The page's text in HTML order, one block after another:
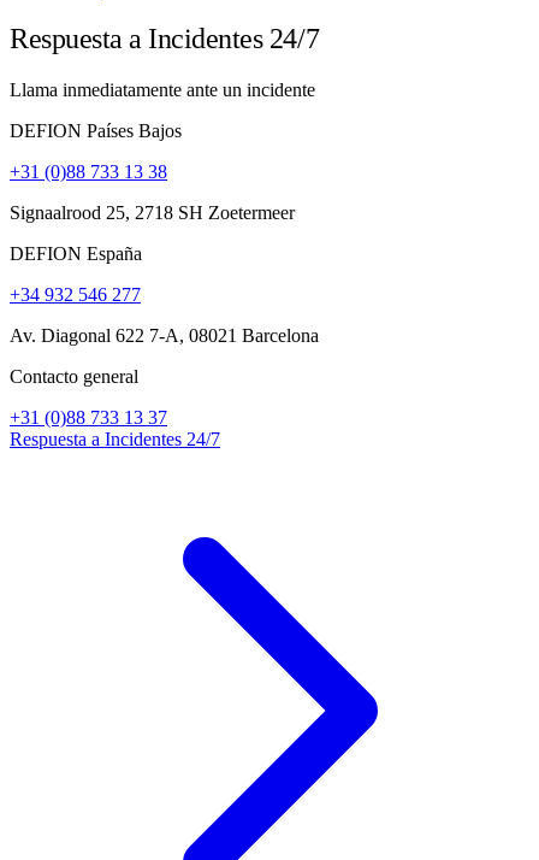
Respuesta a Incidentes 24/7
Llama inmediatamente ante un incidente
DEFION Países Bajos
+31 (0)88 733 13 38
Signaalrood 25, 2718 SH Zoetermeer
DEFION España
+34 932 546 277
Av. Diagonal 622 7-A, 08021 Barcelona
Contacto general
+31 (0)88 733 13 37
Respuesta a Incidentes 24/7